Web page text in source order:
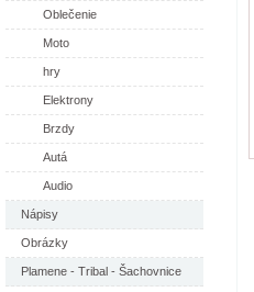
Oblečenie
Moto
hry
Elektrony
Brzdy
Autá
Audio
Nápisy
Obrázky
Plamene - Tribal - Šachovnice